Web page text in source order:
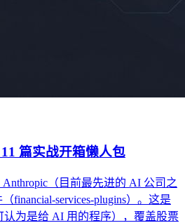
篇实战开箱懒人包
（目前最先进的 AI 公司之
financial-services-plugins）。这是
认为是给 AI 用的程序），覆盖股票